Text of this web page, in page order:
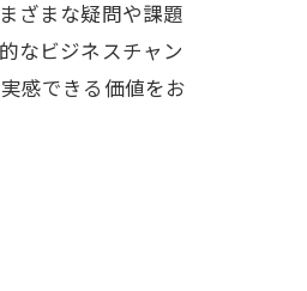
ざまな疑問や課題
なビジネスチャン
感できる価値をお